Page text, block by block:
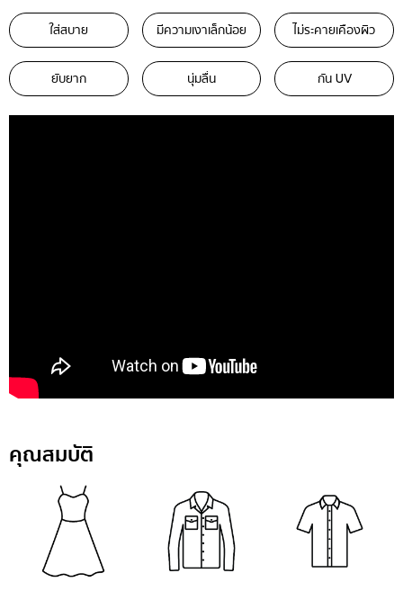
ใส่สบาย มีความเงาเล็กน้อย ไม่ระคายเคืองผิว
ยับยาก นุ่มลื่น กัน UV
คุณสมบัติ